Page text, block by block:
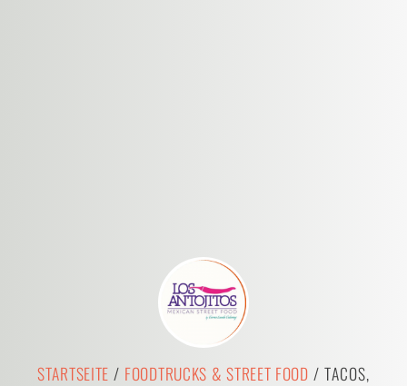
STARTSEITE / FOODTRUCKS & STREET FOOD / TACOS,